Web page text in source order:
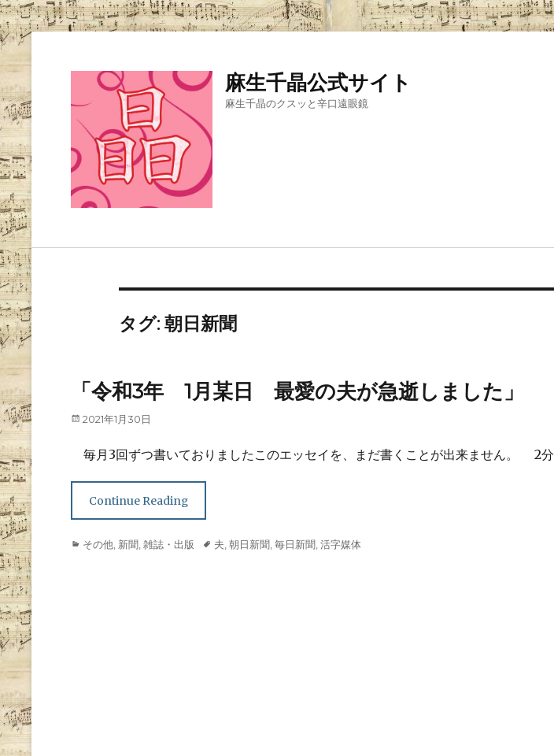
麻生千晶公式サイト
麻生千晶のクスッと辛口遠眼鏡
タグ: 朝日新聞
「令和3年 1月某日 最愛の夫が急逝しました」
Posted
2021年1月30日
毎月3回ずつ書いておりましたこのエッセイを、まだ書くことが出来ません。 2分
Continue Reading
Categories
その他 新聞 雑誌・出版 Tags
夫 朝日新聞 毎日新聞 活字媒体